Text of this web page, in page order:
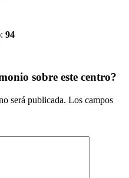
94
sobre este centro?
será publicada. Los campos